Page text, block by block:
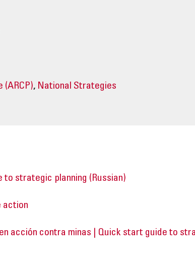
(ARCP), National Strategies
strategic planning (Russian)
action
acción contra minas | Quick start guide to